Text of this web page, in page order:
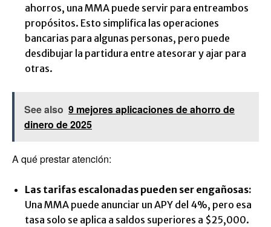
ahorros, una MMA puede servir para entreambos
propósitos. Esto simplifica las operaciones
bancarias para algunas personas, pero puede
desdibujar la partidura entre atesorar y ajar para
otras.
See also 9 mejores aplicaciones de ahorro de
dinero de 2025
A qué prestar atención:
Las tarifas escalonadas pueden ser engañosas:
Una MMA puede anunciar un APY del 4%, pero esa
tasa solo se aplica a saldos superiores a $25,000.